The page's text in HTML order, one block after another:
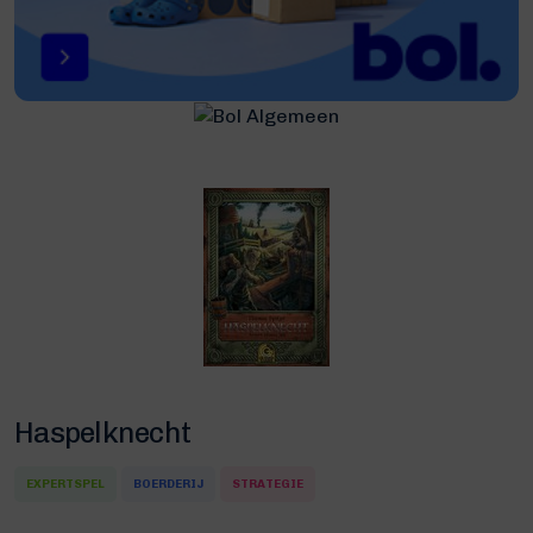
Haspelknecht
EXPERTSPEL BOERDERIJ STRATEGIE